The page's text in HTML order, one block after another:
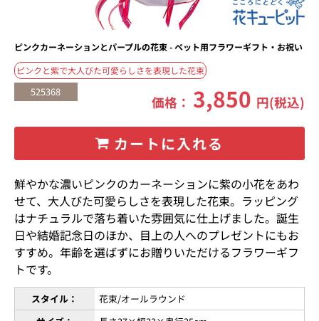
ピンクカーネーションとパープルの花束 - ペット用フラワーギフト・お祝い
ピンクと紫で大人びた可愛らしさを表現した花束
525368
価格： 3,850 円(税込)
カートに入れる
鮮やかな濃いピンクのカーネーションに紫の小花をあわ
せて、大人びた可愛らしさを表現した花束。ラッピング
はナチュラルで落ち着いた雰囲気に仕上げました。誕生
日や結婚記念日のほか、目上の人へのプレゼントにもお
すすめ。年齢を選ばずにお贈りいただけるフラワーギフ
トです。
スタイル：
花束/オールラウンド